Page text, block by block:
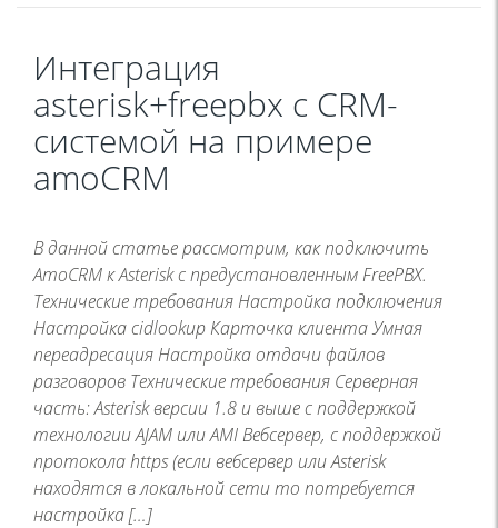
Интеграция
asterisk+freepbx c CRM-
системой на примере
amoCRM
В данной статье рассмотрим, как подключить
AmoCRM к Asterisk c предустановленным FreePBX.
Технические требования Настройка подключения
Настройка cidlookup Карточка клиента Умная
переадресация Настройка отдачи файлов
разговоров Технические требования Серверная
часть: Asterisk версии 1.8 и выше с поддержкой
технологии AJAM или AMI Вебсервер, с поддержкой
протокола https (если вебсервер или Asterisk
находятся в локальной сети то потребуется
настройка […]